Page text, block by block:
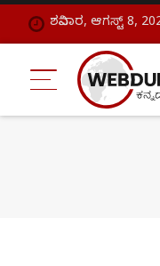
ಶನಿವಾರ, ಆಗಸ್ಟ್ 8,